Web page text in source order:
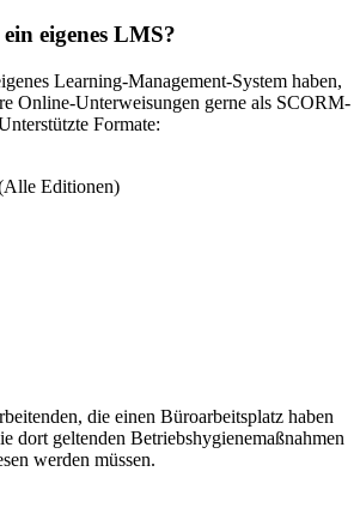
eigenes LMS?
Learning-Management-System haben,
Online-Unterweisungen gerne als SCORM-
Formate:
Editionen)
die einen Büroarbeitsplatz haben
dort geltenden Betriebshygienemaßnahmen
werden müssen.